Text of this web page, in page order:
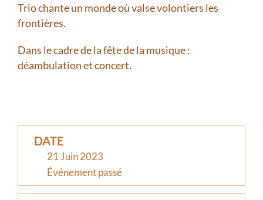
Trio chante un monde où valse volontiers les
frontières.
Dans le cadre de la fête de la musique :
déambulation et concert.
DATE
21 Juin 2023
Événement passé